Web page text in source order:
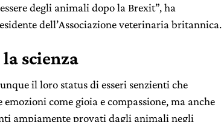
degli animali dopo la Brexit”, ha
dell’Associazione veterinaria britannica.
scienza
il loro status di esseri senzienti che
come gioia e compassione, ma anche
ampiamente provati dagli animali negli